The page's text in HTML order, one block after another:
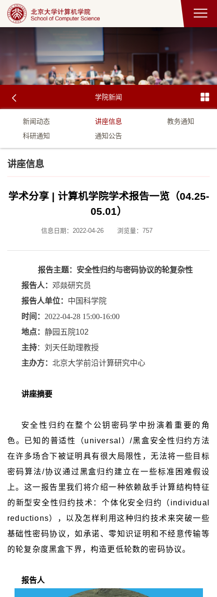
学院新闻
新闻动态 讲座信息
教务通知
科研通知
通知公告
讲座信息
学术分享 | 计算机学院学术报告一览（04.25-
05.01）
信息日期：2022-04-26 浏览量： 757
报告主题：安全性归约与密码协议的轮复杂性
报告人： 邓燚研究员
报告人单位： 中国科学院
时间： 2022-04-28 15:00-16:00
地点： 静园五院102
主持：刘天任助理教授
主办方： 北京大学前沿计算研究中心
讲座摘要
安全性归约在整个公钥密码学中扮演着重要的角
色。已知的普适性（universal ）/黑盒安全性归约方法
在许多场合下被证明具有很大局限性，无法将一些目标
密码算法/协议通过黑盒归约建立在一些标准困难假设
上。这一报告里我们将介绍一种依赖敌手计算结构特征
的新型安全性归约技术：个体化安全归约（ individual
reductions），以及怎样利用这种归约技术来突破一些
基础性密码协议，如承诺、零知识证明和不经意传输等
的轮复杂度黑盒下界，构造更低轮数的密码协议。
报告人